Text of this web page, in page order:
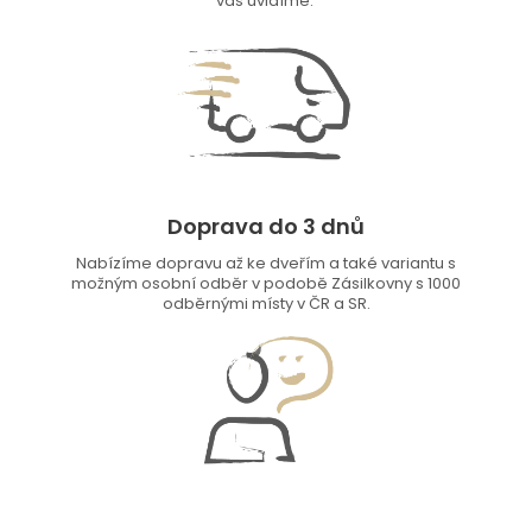
Doprava do 3 dnů
Nabízíme dopravu až ke dveřím a také variantu s
možným osobní odběr v podobě Zásilkovny s 1000
odběrnými místy v ČR a SR.